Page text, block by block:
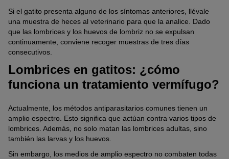
Si el gatito presenta alguno de los síntomas anteriores, llévale
una muestra de heces al veterinario para que la analice. Dado
que las lombrices y los huevos de lombriz no se expulsan
continuamente, conviene recoger muestras de tres días
consecutivos.
Lombrices en gatitos: ¿cómo
funciona un tratamiento vermífugo?
Actualmente, los métodos antiparasitarios comunes tienen un
amplio espectro. Esto significa que actúan contra varios tipos de
lombrices. Además, no solo matan las lombrices adultas, sino
también las larvas y los huevos.
Sin embargo, los medios de amplio espectro no combaten todas